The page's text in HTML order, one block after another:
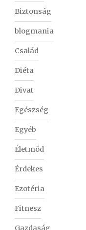
Biztonság
blogmania
Család
Diéta
Divat
Egészség
Egyéb
Életmód
Érdekes
Ezotéria
Fitnesz